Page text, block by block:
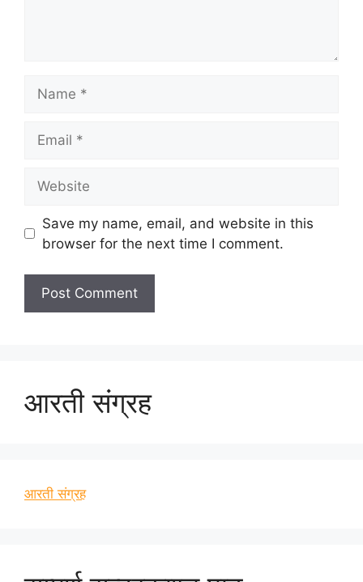
Save my name, email, and website in this
browser for the next time I comment.
आरती संग्रह
आरती संग्रह